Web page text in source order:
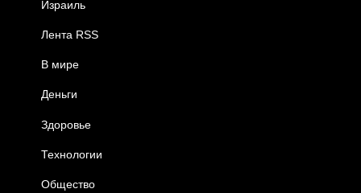
Израиль
Лента RSS
В мире
Деньги
Здоровье
Технологии
Общество